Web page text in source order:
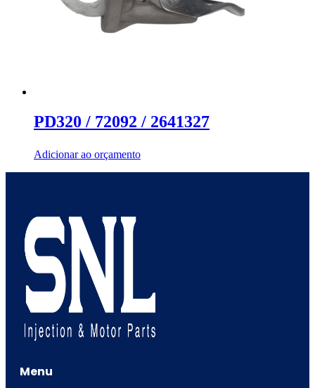
PD320 / 72092 / 2641327
Adicionar ao orçamento
Menu